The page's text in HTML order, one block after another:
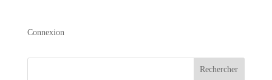
Connexion
Rechercher